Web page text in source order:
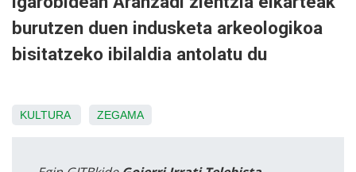
burutzen duen indusketa arkeologikoa
bisitatzeko ibilaldia antolatu du
KULTURA ZEGAMA